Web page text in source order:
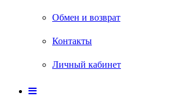
Обмен и возврат
Контакты
Личный кабинет